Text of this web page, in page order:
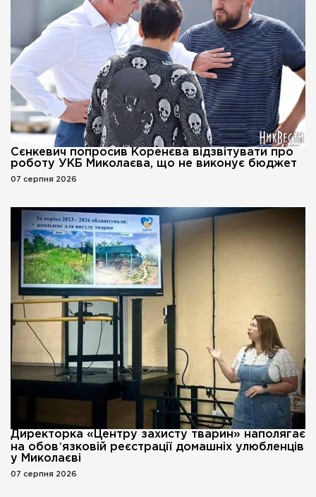
Сєнкевич попросив Коренєва відзвітувати про
роботу УКБ Миколаєва, що не виконує бюджет
07 серпня 2026
Директорка «Центру захисту тварин» наполягає
на обовʼязковій реєстрації домашніх улюбленців
у Миколаєві
07 серпня 2026